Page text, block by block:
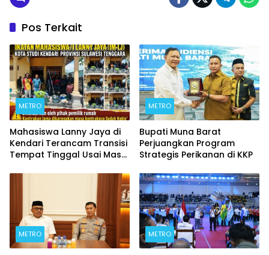
Pos Terkait
METRO
Mahasiswa Lanny Jaya di
Kendari Terancam Transisi
Tempat Tinggal Usai Masa
METRO
Bupati Muna Barat
Perjuangkan Program
Strategis Perikanan di KKP
METRO METRO